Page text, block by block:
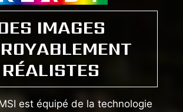
IMAGES
RÉALISTES
est équipé de la technologie